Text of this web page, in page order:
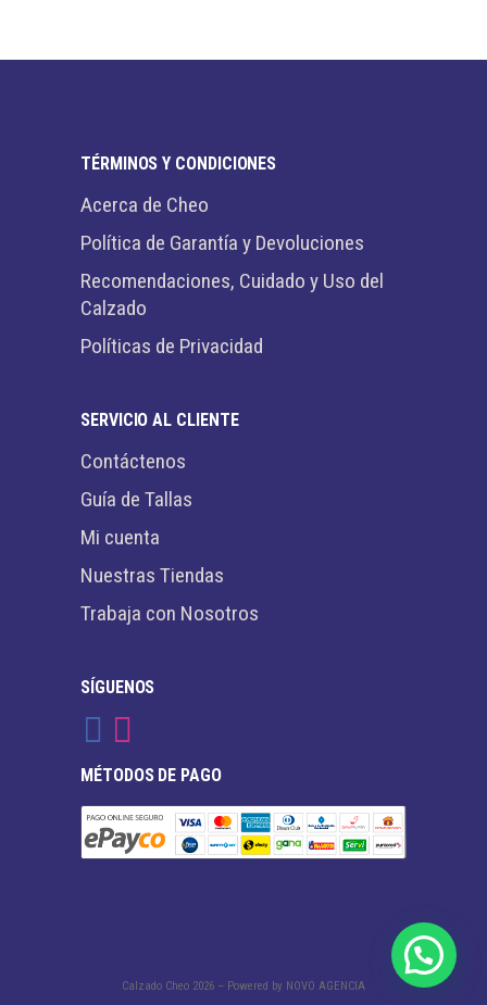
TÉRMINOS Y CONDICIONES
Acerca de Cheo
Política de Garantía y Devoluciones
Recomendaciones, Cuidado y Uso del
Calzado
Políticas de Privacidad
SERVICIO AL CLIENTE
Contáctenos
Guía de Tallas
Mi cuenta
Nuestras Tiendas
Trabaja con Nosotros
SÍGUENOS
MÉTODOS DE PAGO
Calzado Cheo 2026 – Powered by NOVO AGENCIA